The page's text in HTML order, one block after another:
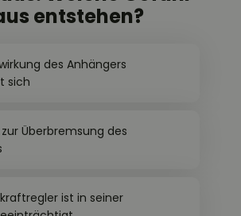
entstehen?
des Anhängers
sich
Überbremsung des
ist in seiner